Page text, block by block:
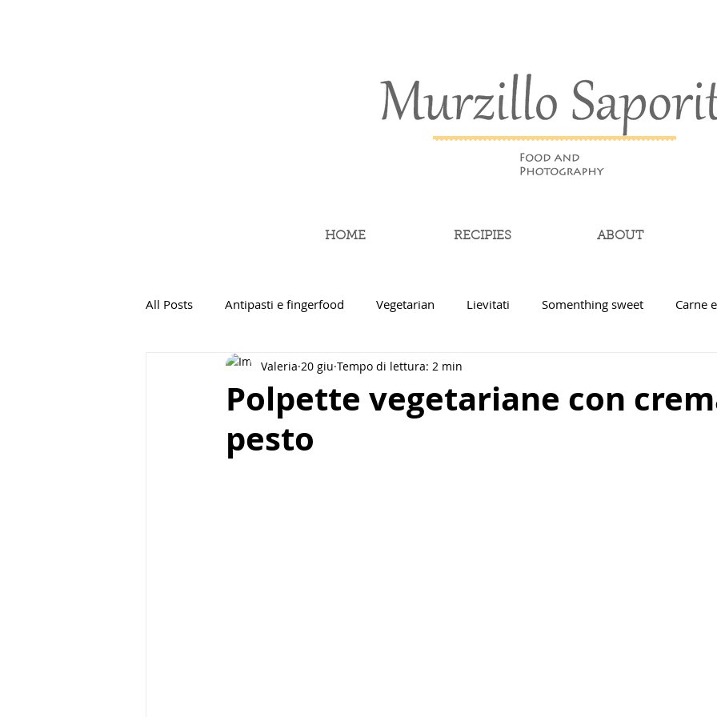
HOME RECIPIES ABOUT
All Posts Antipasti e fingerfood Vegetarian Lievitati Somenthing sweet Carne
Pasta e cereali Street food Drinks Salse e condimenti
Piatti unici Biscotti
Polpette vegetariane con
pesto
Valeria 20 giu Tempo di lettura: 2 min